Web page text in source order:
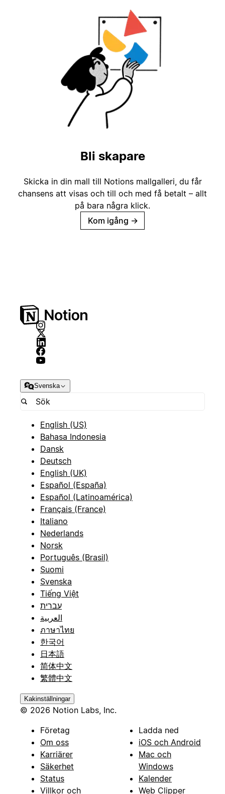
Bli skapare
Skicka in din mall till Notions mallgalleri, du får
chansens att visas och till och med få betalt – allt
på bara några klick.
Kom igång →
Svenska
English (US)
Bahasa Indonesia
Dansk
Deutsch
English (UK)
Español (España)
Español (Latinoamérica)
Français (France)
Italiano
Nederlands
Norsk
Português (Brasil)
Suomi
Svenska
Tiếng Việt
עברית
العربية
ภาษาไทย
한국어
日本語
简体中文
繁體中文
Kakinställningar
© 2026 Notion Labs, Inc.
Företag
Om oss
Karriärer
Säkerhet
Status
Villkor och
Ladda ned
iOS och Android
Mac och
Windows
Kalender
Web Clipper